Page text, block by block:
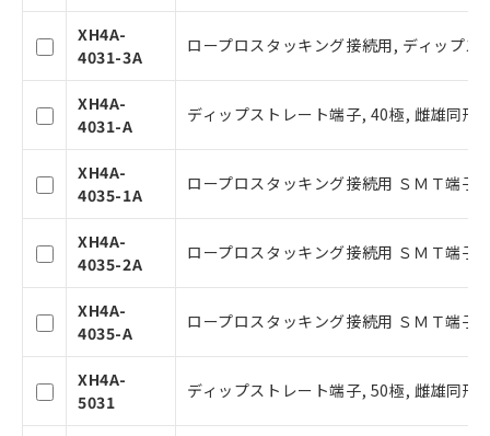
XH4A-
4031-3A
ロープロスタッキング接続用, ディップ
XH4A-
4031-A
ディップストレート端子, 40極, 雌雄同
XH4A-
4035-1A
ロープロスタッキング接続用 ＳＭＴ端子
XH4A-
4035-2A
ロープロスタッキング接続用 ＳＭＴ端子
XH4A-
4035-A
ロープロスタッキング接続用 ＳＭＴ端子
XH4A-
5031
ディップストレート端子, 50極, 雌雄同
－
在庫なし(最新の在庫状況につ
いては、お客様のお取引先、ま
たはお客様担当のオムロン制御
機器販売店・当社販売員にご確
認ください)
空
白
受注生産機種、また在庫状況の
点は「
販売ネットワーク
」をご確認
ください。
事前の承諾なく第三者に漏洩または開
ビス）をご利用いただくには、I-Web
お客様が当ウェブサイト上で当社にご
品・サービスに関するお客様との取
※当社の共同利用者とは、"個人情報